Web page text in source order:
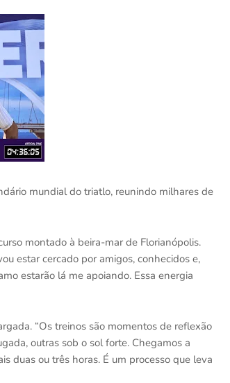
mundial do triatlo, reunindo milhares de
montado à beira-mar de Florianópolis.
estar cercado por amigos, conhecidos e,
estarão lá me apoiando. Essa energia
“Os treinos são momentos de reflexão
outras sob o sol forte. Chegamos a
duas ou três horas. É um processo que leva